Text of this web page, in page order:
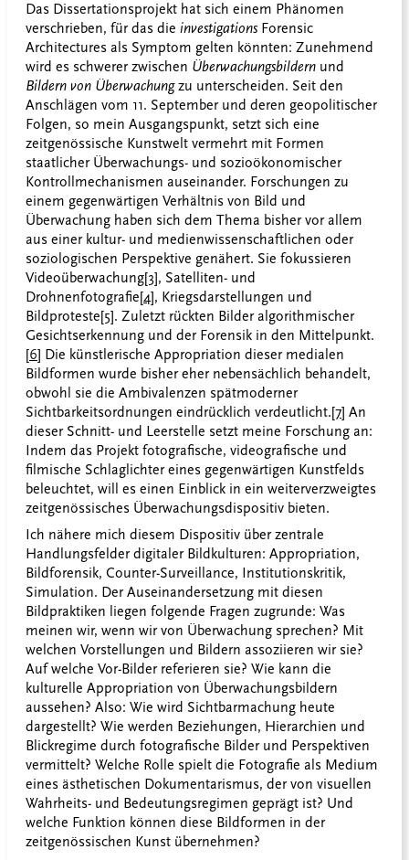
Das Dissertationsprojekt hat sich einem Phänomen
verschrieben, für das die investigations Forensic
Architectures als Symptom gelten könnten: Zunehmend
wird es schwerer zwischen Überwachungsbildern und
Bildern von Überwachungzu unterscheiden. Seit den
Anschlägen vom 11. September und deren geopolitischer
Folgen, so mein Ausgangspunkt, setzt sich eine
zeitgenössische Kunstwelt vermehrt mit Formen
staatlicher Überwachungs- und sozioökonomischer
Kontrollmechanismen auseinander. Forschungen zu
einem gegenwärtigen Verhältnis von Bild und
Überwachung haben sich dem Thema bisher vor allem
aus einer kultur- und medienwissenschaftlichen oder
soziologischen Perspektive genähert. Sie fokussieren
Videoüberwachung[3], Satelliten- und
Drohnenfotografie[4], Kriegsdarstellungen und
Bildproteste[5]. Zuletzt rückten Bilder algorithmischer
Gesichtserkennung und der Forensik in den Mittelpunkt.
[6] Die künstlerische Appropriation dieser medialen
Bildformen wurde bisher eher nebensächlich behandelt,
obwohl sie die Ambivalenzen spätmoderner
Sichtbarkeitsordnungen eindrücklich verdeutlicht.[7] An
dieser Schnitt- und Leerstelle setzt meine Forschung an:
Indem das Projekt fotografische, videografische und
filmische Schlaglichter eines gegenwärtigen Kunstfelds
beleuchtet, will es einen Einblick in ein weiterverzweigtes
zeitgenössisches Überwachungsdispositiv bieten.
Ich nähere mich diesem Dispositiv über zentrale
Handlungsfelder digitaler Bildkulturen: Appropriation,
Bildforensik, Counter-Surveillance, Institutionskritik,
Simulation. Der Auseinandersetzung mit diesen
Bildpraktiken liegen folgende Fragen zugrunde: Was
meinen wir, wenn wir von Überwachung sprechen? Mit
welchen Vorstellungen und Bildern assoziieren wir sie?
Auf welche Vor-Bilder referieren sie? Wie kann die
kulturelle Appropriation von Überwachungsbildern
aussehen? Also: Wie wird Sichtbarmachung heute
dargestellt? Wie werden Beziehungen, Hierarchien und
Blickregime durch fotografische Bilder und Perspektiven
vermittelt? Welche Rolle spielt die Fotografie als Medium
eines ästhetischen Dokumentarismus, der von visuellen
Wahrheits- und Bedeutungsregimen geprägt ist? Und
welche Funktion können diese Bildformen in der
zeitgenössischen Kunst übernehmen?